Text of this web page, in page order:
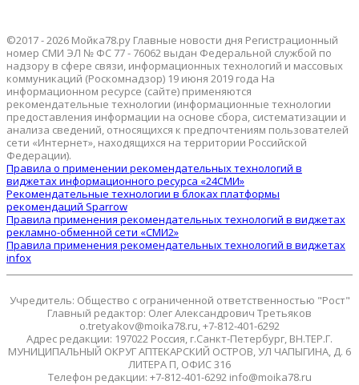
©2017 - 2026 Мойка78.ру Главные новости дня Регистрационный
номер СМИ ЭЛ № ФС 77 - 76062 выдан Федеральной службой по
надзору в сфере связи, информационных технологий и массовых
коммуникаций (Роскомнадзор) 19 июня 2019 года На
информационном ресурсе (сайте) применяются
рекомендательные технологии (информационные технологии
предоставления информации на основе сбора, систематизации и
анализа сведений, относящихся к предпочтениям пользователей
сети «Интернет», находящихся на территории Российской
Федерации).
Правила о применении рекомендательных технологий в
виджетах информационного ресурса «24СМИ»
Рекомендательные технологии в блоках платформы
рекомендаций Sparrow
Правила применения рекомендательных технологий в виджетах
рекламно-обменной сети «СМИ2»
Правила применения рекомендательных технологий в виджетах
infox
Учредитель: Общество с ограниченной ответственностью "Рост"
Главный редактор: Олег Александрович Третьяков
o.tretyakov@moika78.ru, +7-812-401-6292
Адрес редакции: 197022 Россия, г.Санкт-Петербург, ВН.ТЕР.Г.
МУНИЦИПАЛЬНЫЙ ОКРУГ АПТЕКАРСКИЙ ОСТРОВ, УЛ ЧАПЫГИНА, Д. 6
ЛИТЕРА П, ОФИС 316
Телефон редакции: +7-812-401-6292 info@moika78.ru